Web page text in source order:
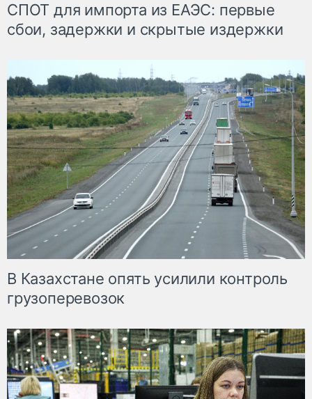
СПОТ для импорта из ЕАЭС: первые
сбои, задержки и скрытые издержки
В Казахстане опять усилили контроль
грузоперевозок